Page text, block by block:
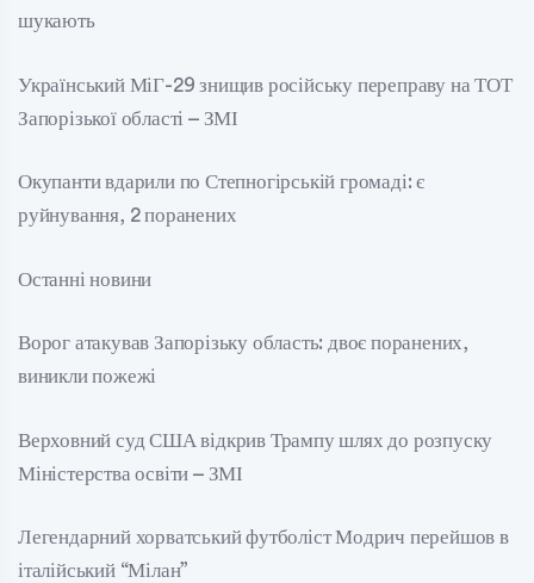
шукають
Український МіГ-29 знищив російську переправу на ТОТ
Запорізької області – ЗМІ
Окупанти вдарили по Степногірській громаді: є
руйнування, 2 поранених
Останні новини
Ворог атакував Запорізьку область: двоє поранених,
виникли пожежі
Верховний суд США відкрив Трампу шлях до розпуску
Міністерства освіти – ЗМІ
Легендарний хорватський футболіст Модрич перейшов в
італійський “Мілан”